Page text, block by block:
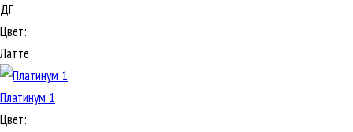
ДГ
Цвет:
Латте
Платинум 1
Цвет: